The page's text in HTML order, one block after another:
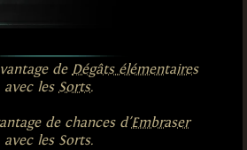
de Dégâts élémentaires
avec les Sorts.
de chances d'Embraser
avec les Sorts.